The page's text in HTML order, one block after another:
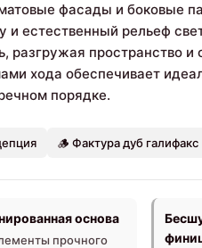
фасады и боковые
и естественный рельеф
разгружая пространство
хода обеспечивает
порядке.
🪵 Фактура дуб галифакс
основа
прочного